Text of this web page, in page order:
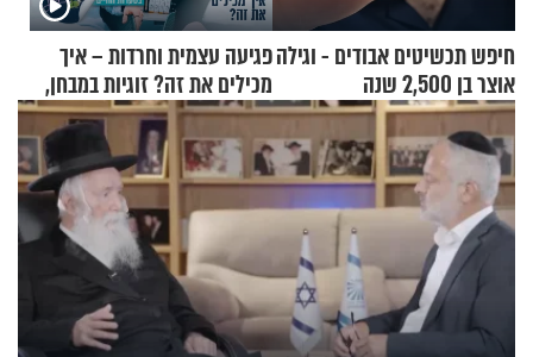
חיפש תכשיטים אבודים - וגילה
אוצר בן 2,500 שנה
פגיעה עצמית וחרדות – איך
מכילים את זה? זוגיות במבחן,
הפעם עם יהודית ואלתר כהן